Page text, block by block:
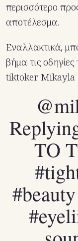
περισσότερο
αποτέλεσμα.
Εναλλακτικά,
βήμα τις
tiktoker Mikayla
TO
#beauty